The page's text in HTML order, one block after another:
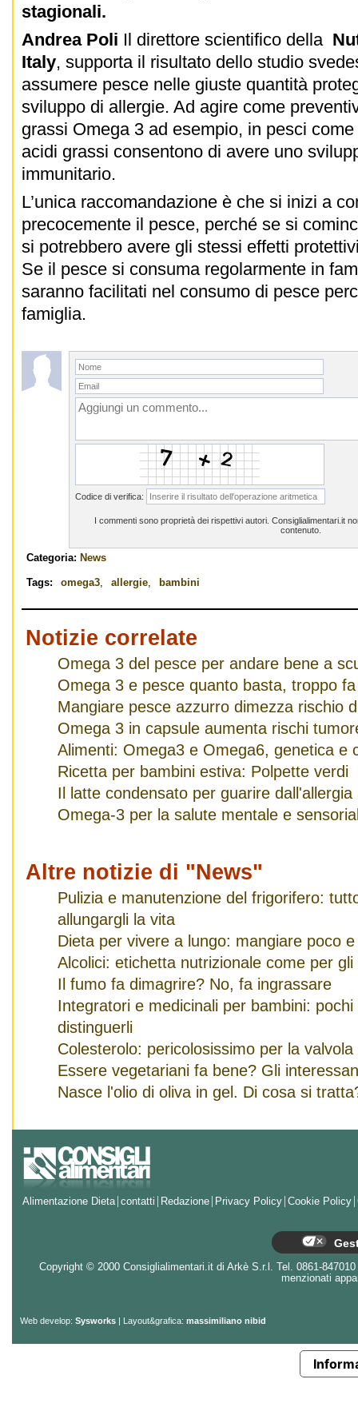
stagionali.
Andrea Poli Il direttore scientifico della
Italy, supporta il risultato dello studio
assumere pesce nelle giuste quantità
sviluppo di allergie. Ad agire come
grassi Omega 3 ad esempio, in pesci
acidi grassi consentono di avere uno
immunitario.
L’unica raccomandazione è che si inizi a
precocemente il pesce, perché se si
si potrebbero avere gli stessi effetti
Se il pesce si consuma regolarmente in
saranno facilitati nel consumo di pesce
famiglia.
Codice di verifica:
I commenti sono proprietà dei rispettivi autori. Consiglialimentari.it
contenuto.
Categoria: News
Tags: omega3, allergie, bambini
Notizie correlate
Omega 3 del pesce per andare bene a
Omega 3 e pesce quanto basta, troppo
Mangiare pesce azzurro dimezza rischio
Omega 3 in capsule aumenta rischi
Alimenti: Omega3 e Omega6, genetica e
Ricetta per bambini estiva: Polpette verdi
Il latte condensato per guarire dall'allergia
Omega-3 per la salute mentale e
Altre notizie di "News"
Pulizia e manutenzione del frigorifero:
allungargli la vita
Dieta per vivere a lungo: mangiare poco
Alcolici: etichetta nutrizionale come per gli
Il fumo fa dimagrire? No, fa ingrassare
Integratori e medicinali per bambini:
distinguerli
Colesterolo: pericolosissimo per la valvola
Essere vegetariani fa bene? Gli
Nasce l'olio di oliva in gel. Di cosa si
Alimentazione Dieta contatti Redazione Privacy Policy Cookie Policy
Copyright © 2000 Consiglialimentari.it di Arkè S.r.l. Tel. 0861-
menzionati
Web develop: Sysworks | Layout&grafica: massimiliano nibid